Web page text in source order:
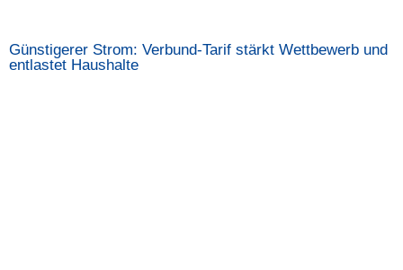
Günstigerer Strom: Verbund-Tarif stärkt Wettbewerb und
entlastet Haushalte